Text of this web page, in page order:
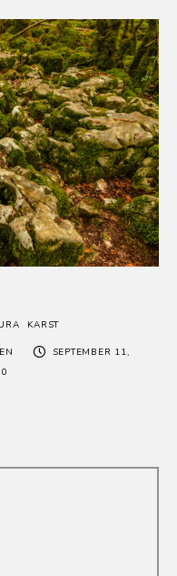
KARST
SEPTEMBER 11,
0